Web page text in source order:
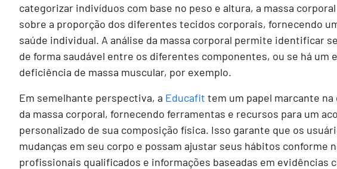
categorizar indivíduos com base no peso e altura, a massa
sobre a proporção dos diferentes tecidos corporais, fornecendo
saúde individual. A análise da massa corporal permite identificar
de forma saudável entre os diferentes componentes, ou se há um
deficiência de massa muscular, por exemplo.
Em semelhante perspectiva, a Educafit tem um papel marcante
da massa corporal, fornecendo ferramentas e recursos para um
personalizado de sua composição física. Isso garante que os
mudanças em seu corpo e possam ajustar seus hábitos conforme
profissionais qualificados e informações baseadas em evidências